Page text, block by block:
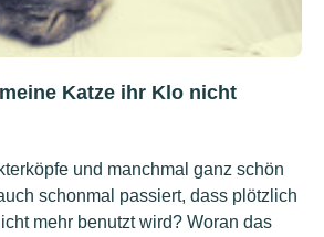
Katze ihr Klo nicht
und manchmal ganz schön
schonmal passiert, dass plötzlich
mehr benutzt wird? Woran das